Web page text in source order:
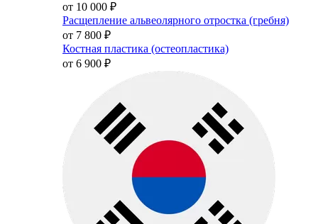
от 10 000 ₽
Расщепление альвеолярного отростка (гребня)
от 7 800 ₽
Костная пластика (остеопластика)
от 6 900 ₽